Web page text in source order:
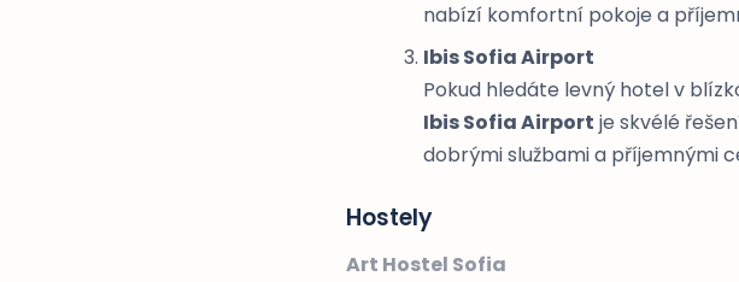
nabízí komfortní pokoje a
Ibis Sofia Airport
Pokud hledáte levný hotel v
Ibis Sofia Airport je skvélé
dobrými službami a příjemnými
Hostely
Art Hostel Sofia